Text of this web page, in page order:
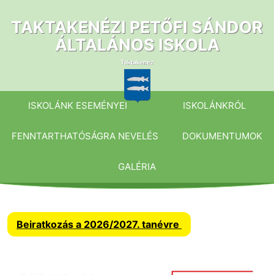
tartalomhoz
TAKTAKENÉZI PETŐFI SÁNDOR
ÁLTALÁNOS ISKOLA
ISKOLÁNK ESEMÉNYEI ISKOLÁNKRÓL
FENNTARTHATÓSÁGRA NEVELÉS DOKUMENTUMOK
GALÉRIA
Beiratkozás a 2026/2027. tanévre